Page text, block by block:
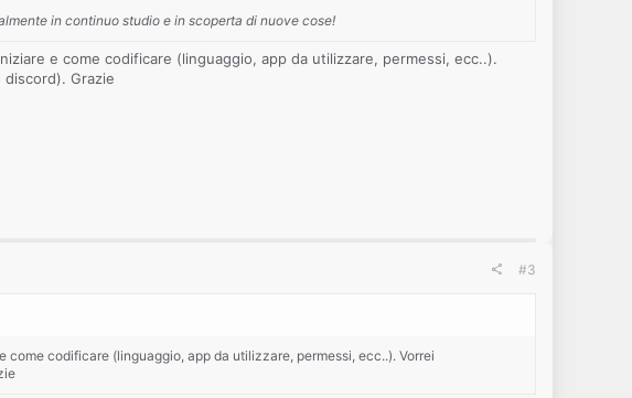
in continuo studio e in scoperta di nuove cose!
e come codificare (linguaggio, app da utilizzare, permessi, ecc..).
Grazie
#3
codificare (linguaggio, app da utilizzare, permessi, ecc..). Vorrei